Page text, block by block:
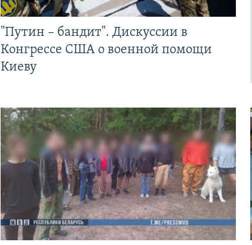
"Путин – бандит". Дискуссии в
Конгрессе США о военной помощи
Киеву